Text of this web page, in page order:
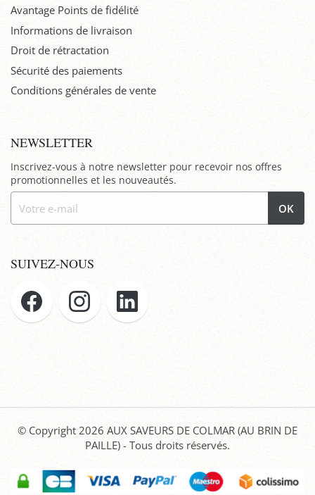
Avantage Points de fidélité
Informations de livraison
Droit de rétractation
Sécurité des paiements
Conditions générales de vente
NEWSLETTER
Inscrivez-vous à notre newsletter pour recevoir nos offres
promotionnelles et les nouveautés.
OK
SUIVEZ-NOUS
© Copyright 2026 AUX SAVEURS DE COLMAR (AU BRIN DE
PAILLE) - Tous droits réservés.